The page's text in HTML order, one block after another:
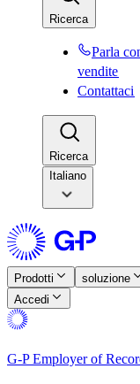
Ricerca​​
Parla
vendite​​
Contattaci​​
Ricerca​​
Italiano
Prodotti​​ soluzione​​
Accedi​​
G-P Employer of